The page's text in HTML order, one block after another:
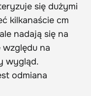
się dużymi
kilkanaście cm
nadają się na
na
wygląd.
odmiana